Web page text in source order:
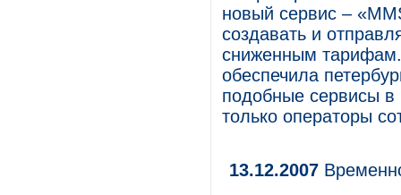
новый сервис –
создавать и
сниженным
обеспечила
подобные сервисы в
только операторы
13.12.2007